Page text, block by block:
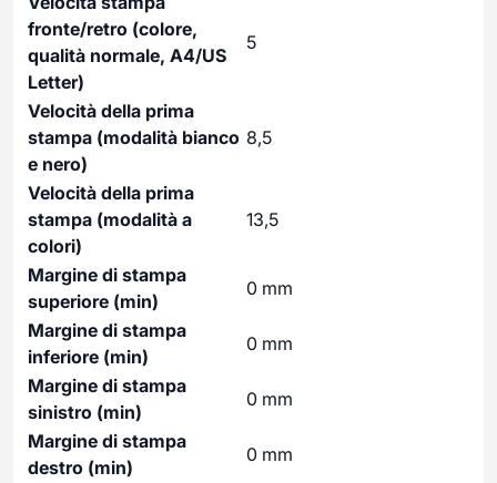
fronte/retro (colore,
qualità normale, A4/US
Letter)
5
Velocità della prima
stampa (modalità bianco
e nero)
8,5
Velocità della prima
stampa (modalità a
colori)
13,5
Margine di stampa
superiore (min)
0 mm
Margine di stampa
inferiore (min)
0 mm
Margine di stampa
sinistro (min)
0 mm
Margine di stampa
destro (min)
0 mm